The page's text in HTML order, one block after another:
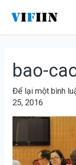
nội
bao-
Để lại một bình
25, 2016
hướng
bài